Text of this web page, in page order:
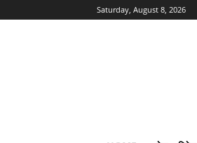
Saturday, August 8, 2026